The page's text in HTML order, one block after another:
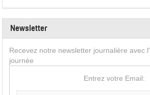
Newsletter
Recevez notre newsletter journalière avec
journée
Entrez votre Email: